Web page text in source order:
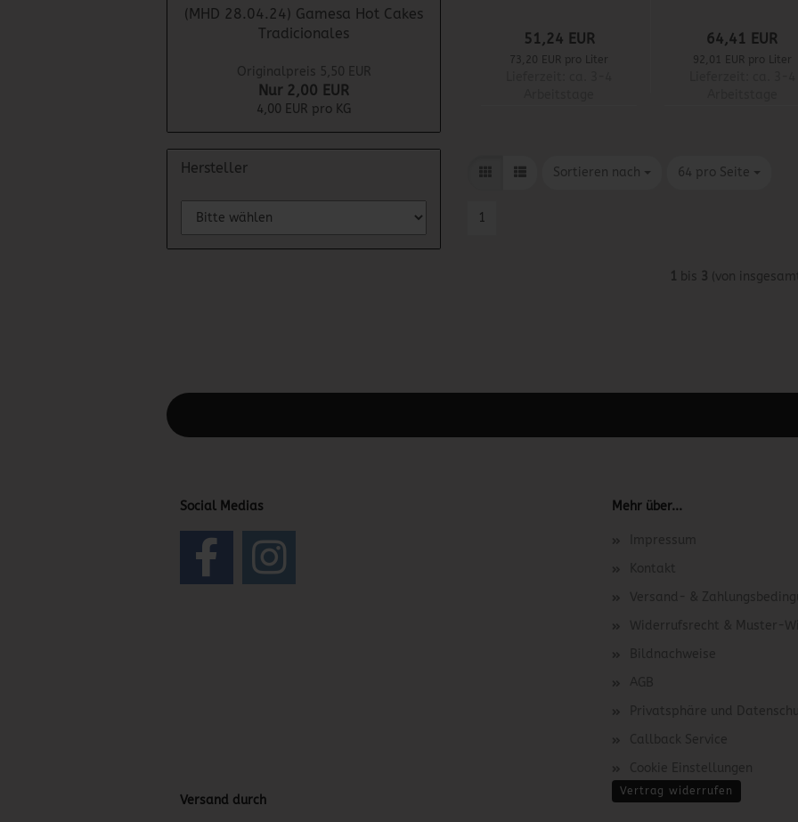
51,24 EUR
73,20 EUR pro Liter
64,41 EUR
92,01 EUR pro Liter
Sortieren nach
Sortieren nach 64 pro Seite
pro Seite
1
1 bis 3 (von
(MHD 28.04.24) Gamesa Hot Cakes
Tradicionales
Originalpreis 5,50 EUR
Nur 2,00 EUR
4,00 EUR pro KG
Hersteller
Social Medias Mehr über...
Impressum
Kontakt
Versand- &
Widerrufsrecht & Muster-
Bildnachweise
AGB
Privatsphäre und
Callback Service
Cookie Einstellungen
Versand durch
Vertrag widerrufen